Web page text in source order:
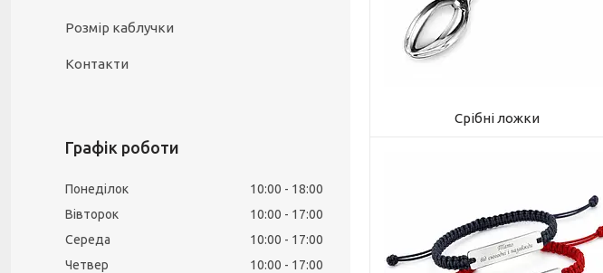
Срібні ложки
Розмір каблучки
Контакти
Графік роботи
Понеділок 10:00
18:00
Вівторок
10:00
17:00
Середа
10:00
17:00
Четвер
10:00
17:00